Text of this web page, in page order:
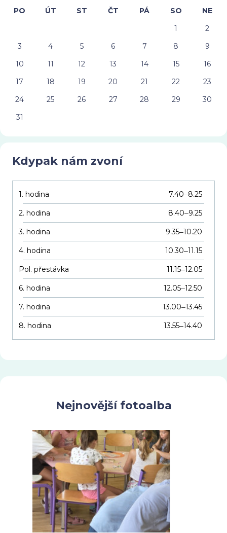
PO ÚT ST ČT PÁ SO
NE
1
2
3
4 5 6 7 8
9
10
11 12 13 14 15
16
17
18 19 20 21 22
23
24
25 26 27 28 29
30
31
Kdypak nám zvoní
1. hodina 7.40–8.25
2. hodina 8.40–9.25
3. hodina 9.35–10.20
4. hodina 10.30–11.15
Pol. přestávka 11.15–12.05
6. hodina 12.05–12.50
7. hodina 13.00–13.45
8. hodina 13.55–14.40
Nejnovější fotoalba